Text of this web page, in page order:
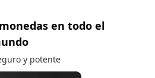
en todo el
y potente